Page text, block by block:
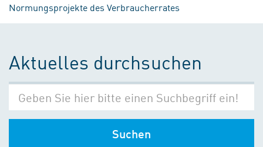
Normungsprojekte des Verbraucherrates
Aktuelles durchsuchen
Suchen